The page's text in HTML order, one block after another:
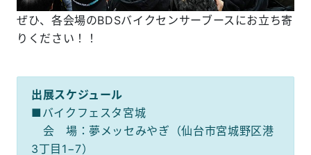
ぜひ、各会場のBDSバイクセンサーブースにお立ち寄
りください！！
出展スケジュール
■バイクフェスタ宮城
会 場：夢メッセみやぎ（仙台市宮城野区港
3丁目1−7）